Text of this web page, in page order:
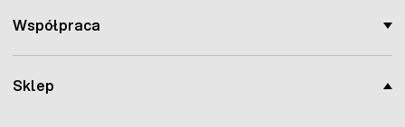
Sklep
Współpraca